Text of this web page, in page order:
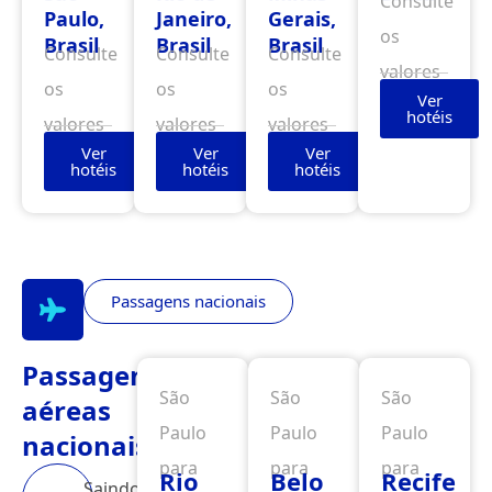
Paulo,
Brasil
Consulte
os
valores
Ver
hotéis
Janeiro,
Brasil
Consulte
os
valores
Ver
hotéis
Gerais,
Brasil
Consulte
os
valores
Ver
hotéis
os
valores
Ver
hotéis
Passagens nacionais
Passagens
aéreas
nacionais
São
Paulo
para
Rio
São
Paulo
para
Belo
São
Paulo
para
Recife